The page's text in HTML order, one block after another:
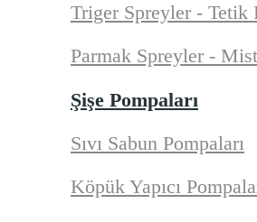
Triger Spreyler - Tetik
Parmak Spreyler -
Şişe Pompaları
Sıvı Sabun Pompaları
Köpük Yapıcı